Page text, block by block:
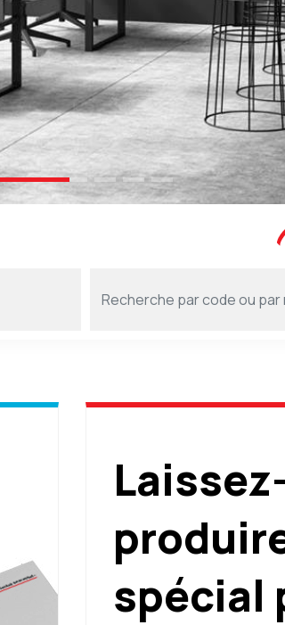
spécial